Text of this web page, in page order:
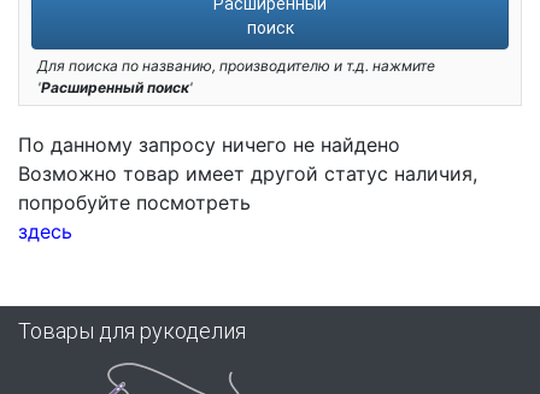
поиск
Для поиска по названию, производителю и т.д. нажмите
'Расширенный поиск'
По данному запросу ничего не найдено
Возможно товар имеет другой статус наличия,
попробуйте посмотреть
здесь
Товары для рукоделия